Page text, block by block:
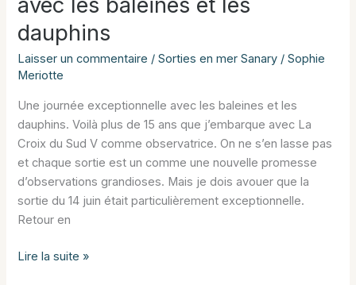
dauphins
Laisser un commentaire /Sorties en mer Sanary /Sophie
Meriotte
Une journée exceptionnelle avec les baleines et les
dauphins. Voilà plus de 15 ans que j’embarque avec La
Croix du Sud V comme observatrice. On ne s’en lasse pas
et chaque sortie est un comme une nouvelle promesse
d’observations grandioses. Mais je dois avouer que la
sortie du 14 juin était particulièrement exceptionnelle.
Retour en
Une
Lire la suite »